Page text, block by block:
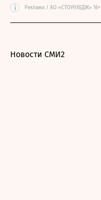
i Реклама / АО «СТОУНХЕДЖ» 16+
Новости СМИ2